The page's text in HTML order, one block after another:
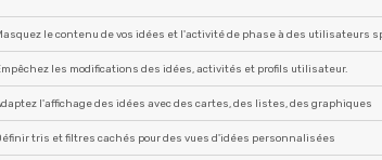
le contenu de vos idées et l'activité de phase à des utilisateurs
les modifications des idées, activités et profils utilisateur.
l'affichage des idées avec des cartes, des listes, des graphiques
tris et filtres cachés pour des vues d'idées personnalisées